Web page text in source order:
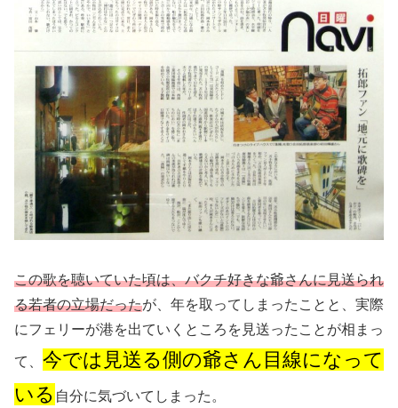
この歌を聴いていた頃は、バクチ好きな爺さんに見送られ
る若者の立場だったが、年を取ってしまったことと、実際
にフェリーが港を出ていくところを見送ったことが相まっ
て、 今では見送る側の爺さん目線になって
いる 自分に気づいてしまった。